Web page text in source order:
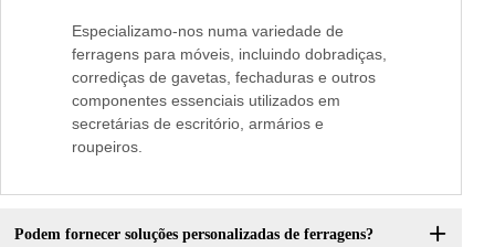
Especializamo-nos numa variedade de
ferragens para móveis, incluindo dobradiças,
corrediças de gavetas, fechaduras e outros
componentes essenciais utilizados em
secretárias de escritório, armários e
roupeiros.
Podem fornecer soluções personalizadas de ferragens?